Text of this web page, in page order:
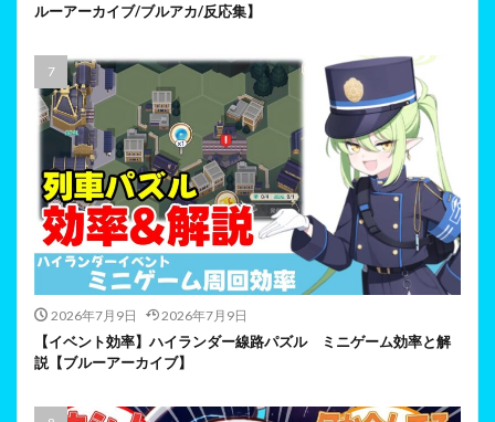
ルーアーカイブ/ブルアカ/反応集】
2026年7月9日 2026年7月9日
【イベント効率】ハイランダー線路パズル ミニゲーム効率と解
説【ブルーアーカイブ】